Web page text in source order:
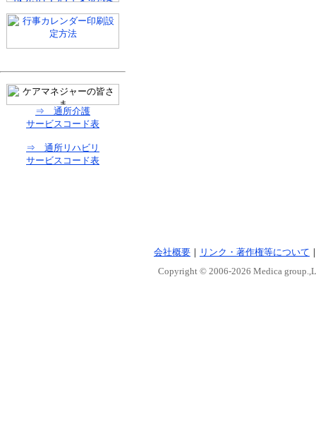
⇒ 通所介護
サービスコード表
⇒ 通所リハビリ
サービスコード表
会社概要 ｜ リンク・著作権等について
Copyright © 2006-2026 Medica